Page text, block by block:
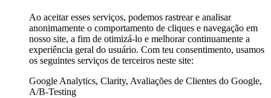
Ao aceitar esses serviços, podemos rastrear e analisar
anonimamente o comportamento de cliques e navegação em
nosso site, a fim de otimizá-lo e melhorar continuamente a
experiência geral do usuário. Com teu consentimento, usamos
os seguintes serviços de terceiros neste site:
Google Analytics, Clarity, Avaliações de Clientes do Google,
A/B-Testing